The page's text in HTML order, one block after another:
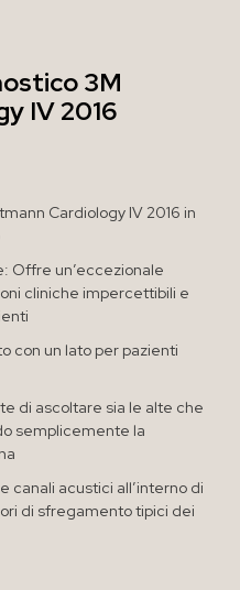
3M
IV 2016
Cardiology IV 2016 in
Offre un’eccezionale
cliniche impercettibili e
con un lato per pazienti
di ascoltare sia le alte che
semplicemente la
canali acustici all’interno di
di sfregamento tipici dei